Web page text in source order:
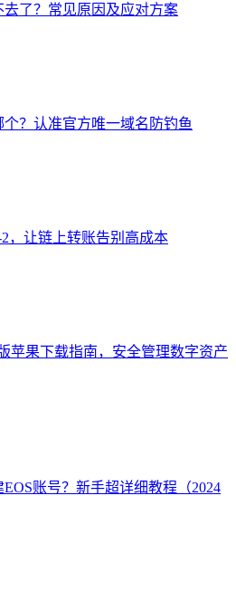
去了？常见原因及应对方案
个？认准官方唯一域名防钓鱼
，让链上转账告别高成本
苹果下载指南，安全管理数字资产
账号？新手超详细教程（2024